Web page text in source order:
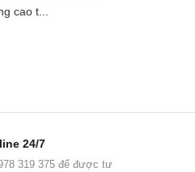
cao t...
24/7
319 375 để được tư